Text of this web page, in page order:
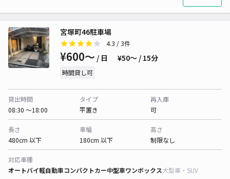
宮塚町46駐車場
4.3 / 3件
¥600〜 / 日 ¥50〜 / 15分
時間貸し可
貸出時間
08:30 〜18:00
タイプ
平置き
再入庫
可
長さ
480cm 以下
車幅
180cm 以下
高さ
制限なし
対応車種
オートバイ軽自動車コンパクトカー中型車ワンボックス大型車・SUV